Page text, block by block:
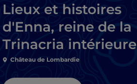
Lieux et histoires
d'Enna, reine de la
Trinacria intérieure
Château de Lombardie